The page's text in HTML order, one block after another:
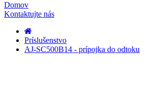
Domov
Kontaktujte nás
Príslušenstvo
AJ-SC500B14 - prípojka do odtoku